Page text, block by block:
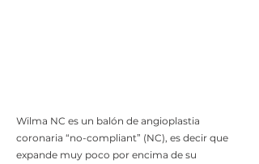
Wilma NC es un balón de angioplastia
coronaria “no-compliant” (NC), es decir que
expande muy poco por encima de su